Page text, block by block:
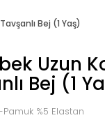
Bej (1 Yaş)
Uzun
Bej (1
%5 Elastan